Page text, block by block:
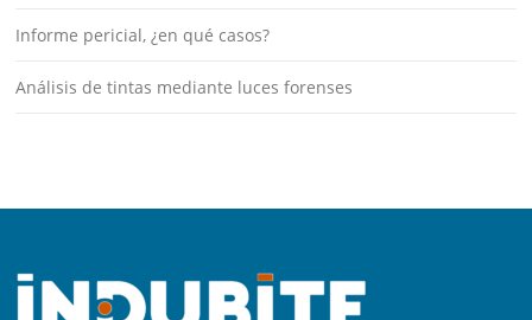
Informe pericial, ¿en qué casos?
Análisis de tintas mediante luces forenses